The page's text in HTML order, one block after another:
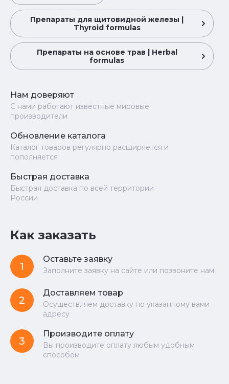
Препараты для щитовидной железы |
Thyroid formulas
Препараты на основе трав | Herbal
formulas
Нам доверяют
С нами работают известные мировые
производители
Обновление каталога
Каталог товаров регулярно расширяется и
пополняется
Быстрая доставка
Быстрая доставка по всей территории
России
Как заказать
1
Оставьте заявку
Заполните заявку на сайте или позвоните нам
2
Доставляем товар
Осуществляем доставку по указанному вами
адресу
3
Производите оплату
Вы производите оплату любым удобным
способом